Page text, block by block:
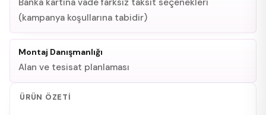
(kampanya koşullarına tabidir)
Montaj Danışmanlığı
Alan ve tesisat planlaması
ÜRÜN ÖZETI